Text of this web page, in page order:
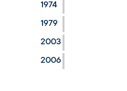
1974
1979
2003
2006